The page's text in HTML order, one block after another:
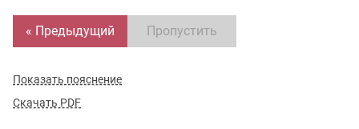
« Предыдущий Пропустить
Показать пояснение
Скачать PDF